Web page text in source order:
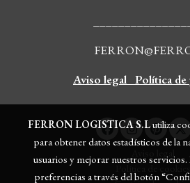
Aviso legal Política de
FERRON LOGISTICA S.Lutiliza
para obtener datos estadísticos de la
usuarios y mejorar nuestros
preferencias a través del botón